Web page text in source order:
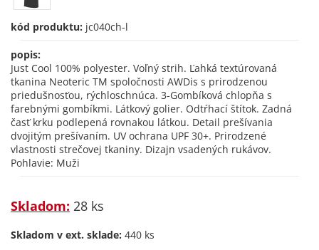
kód produktu: jc040ch-l
popis:
Just Cool 100% polyester. Voľný strih. Ľahká textúrovaná
tkanina Neoteric TM spoločnosti AWDis s prirodzenou
priedušnosťou, rýchloschnúca. 3-Gombíková chlopňa s
farebnými gombíkmi. Látkový golier. Odtŕhací štítok. Zadná
časť krku podlepená rovnakou látkou. Detail prešívania
dvojitým prešívaním. UV ochrana UPF 30+. Prirodzené
vlastnosti strečovej tkaniny. Dizajn vsadených rukávov.
Pohlavie: Muži
Skladom: 28 ks
Skladom v ext. sklade: 440 ks